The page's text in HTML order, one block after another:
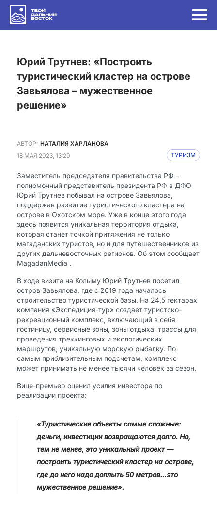
Юрий Трутнев: «Построить
туристический кластер на острове
Завьялова – мужественное
решение»
АВТОР: НАТАЛИЯ ХАРЛАНОВА
18 МАЯ 2023, 13:20
ТУРИЗМ
Заместитель председателя правительства РФ –
полномочный представитель президента РФ в ДФО
Юрий Трутнев побывал на острове Завьялова,
поддержав развитие туристического кластера на
острове в Охотском море. Уже в конце этого года
здесь появится уникальная территория отдыха,
которая станет точкой притяжения не только
магаданских туристов, но и для путешественников из
других дальневосточных регионов. Об этом сообщает
MagadanMedia​ .
В ходе визита на Колыму Юрий Трутнев посетил
остров Завьялова, где с 2019 года началось
строительство туристической базы. На 24,5 гектарах
компания «Экспедиция-тур» создает туристско-
рекреационный комплекс, включающий в себя
гостиницу, сервисные зоны, зоны отдыха, трассы для
проведения треккинговых и экологических
маршрутов, уникальную морскую рыбалку. По
самым приблизительным подсчетам, комплекс
может принимать не менее тысячи человек за сезон.​
Вице-премьер оценил усилия инвестора по
реализации проекта:
«Туристические объекты самые сложные:
деньги, инвестиции возвращаются долго. Но,
тем не менее, это уникальный проект —
построить туристический кластер на острове,
где до него надо доплыть 50 метров…это
мужественное решение».